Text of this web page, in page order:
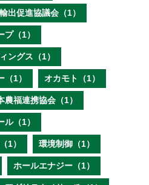
出促進協議会（1）
プ（1）
ングス（1）
（1） オカモト（1）
農福連携協会（1）
ル（1）
1） 環境制御（1）
ホールエナジー（1）